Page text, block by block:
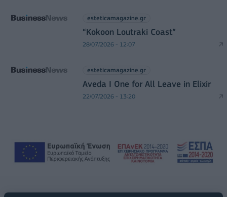
esteticamagazine.gr
“Kokoon Loutraki Coast”
28/07/2026 - 12:07
esteticamagazine.gr
Aveda I One for All Leave in Elixir
22/07/2026 - 13:20